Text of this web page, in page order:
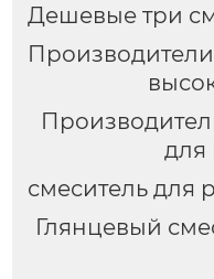
Дешевые три
для
смеситель для
Глянцевый